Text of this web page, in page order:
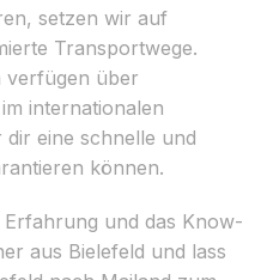
setzen wir auf
Transportwege.
verfügen über
internationalen
eine schnelle und
können.
und das Know-
aus Bielefeld und lass